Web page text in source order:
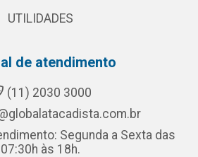
UTILIDADES
de atendimento
(11) 2030 3000
Segunda a Sexta das
07:30h às 18h.